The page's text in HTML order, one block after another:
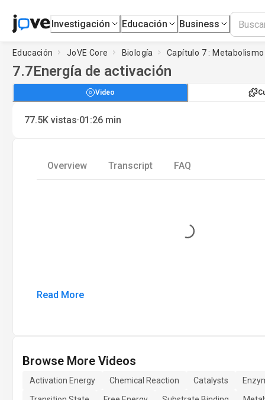
Investigación Educación Business
Educación JoVE Core Biología Capítulo 7 : Metabolismo
7.7Energía de activación
Video
77.5K vistas·01:26 min
Overview Transcript FAQ
Loading...
Read More
Browse More Videos
Activation Energy Chemical Reaction Catalysts